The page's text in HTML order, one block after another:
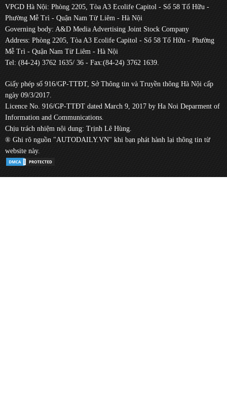
VPGD Hà Nội: Phòng 2205, Tòa A3 Ecolife Capitol - Số 58 Tố Hữu -
Phường Mễ Trì - Quận Nam Từ Liêm - Hà Nội
Governing body: A&D Media Advertising Joint Stock Company
Address: Phòng 2205, Tòa A3 Ecolife Capitol - Số 58 Tố Hữu - Phường
Mễ Trì - Quận Nam Từ Liêm - Hà Nội
Tel: (84-24) 3762 1635/ 36 - Fax:(84-24) 3762 1639.
Giấy phép số 916/GP-TTĐT, Sở Thông tin và Truyền thông Hà Nội cấp
ngày 09/3/2017.
Licence No. 916/GP-TTĐT dated March 9, 2017 by Ha Noi Deparment of
Information and Communications.
Chịu trách nhiệm nội dung: Trịnh Lê Hùng.
® Ghi rõ nguồn "AUTODAILY.VN" khi bạn phát hành lại thông tin từ
website này.